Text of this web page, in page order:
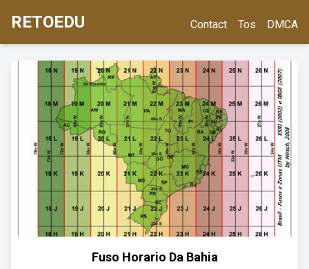
RETOEDU Contact Tos DMCA
Fuso Horario Da Bahia